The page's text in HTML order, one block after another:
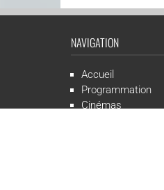
NAVIGATION
Accueil
Programmation
Cinémas